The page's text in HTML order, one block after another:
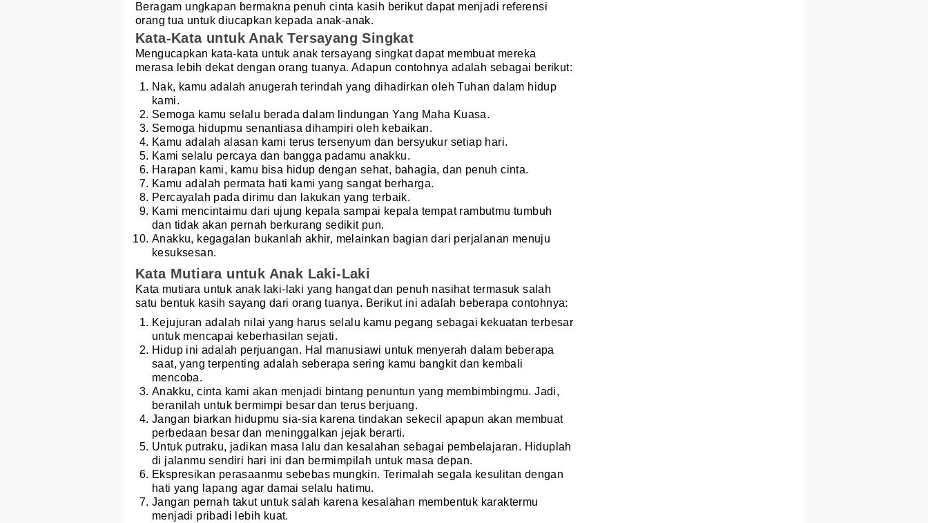
Beragam ungkapan bermakna penuh cinta kasih berikut dapat menjadi referensi
orang tua untuk diucapkan kepada anak-anak.
Kata-Kata untuk Anak Tersayang Singkat
Mengucapkan kata-kata untuk anak tersayang singkat dapat membuat mereka
merasa lebih dekat dengan orang tuanya. Adapun contohnya adalah sebagai berikut:
Nak, kamu adalah anugerah terindah yang dihadirkan oleh Tuhan dalam hidup
kami.
Semoga kamu selalu berada dalam lindungan Yang Maha Kuasa.
Semoga hidupmu senantiasa dihampiri oleh kebaikan.
Kamu adalah alasan kami terus tersenyum dan bersyukur setiap hari.
Kami selalu percaya dan bangga padamu anakku.
Harapan kami, kamu bisa hidup dengan sehat, bahagia, dan penuh cinta.
Kamu adalah permata hati kami yang sangat berharga.
Percayalah pada dirimu dan lakukan yang terbaik.
Kami mencintaimu dari ujung kepala sampai kepala tempat rambutmu tumbuh
dan tidak akan pernah berkurang sedikit pun.
Anakku, kegagalan bukanlah akhir, melainkan bagian dari perjalanan menuju
kesuksesan.
Kata Mutiara untuk Anak Laki-Laki
Kata mutiara untuk anak laki-laki yang hangat dan penuh nasihat termasuk salah
satu bentuk kasih sayang dari orang tuanya. Berikut ini adalah beberapa contohnya:
Kejujuran adalah nilai yang harus selalu kamu pegang sebagai kekuatan terbesar
untuk mencapai keberhasilan sejati.
Hidup ini adalah perjuangan. Hal manusiawi untuk menyerah dalam beberapa
saat, yang terpenting adalah seberapa sering kamu bangkit dan kembali
mencoba.
Anakku, cinta kami akan menjadi bintang penuntun yang membimbingmu. Jadi,
beranilah untuk bermimpi besar dan terus berjuang.
Jangan biarkan hidupmu sia-sia karena tindakan sekecil apapun akan membuat
perbedaan besar dan meninggalkan jejak berarti.
Untuk putraku, jadikan masa lalu dan kesalahan sebagai pembelajaran. Hiduplah
di jalanmu sendiri hari ini dan bermimpilah untuk masa depan.
Ekspresikan perasaanmu sebebas mungkin. Terimalah segala kesulitan dengan
hati yang lapang agar damai selalu hatimu.
Jangan pernah takut untuk salah karena kesalahan membentuk karaktermu
menjadi pribadi lebih kuat.